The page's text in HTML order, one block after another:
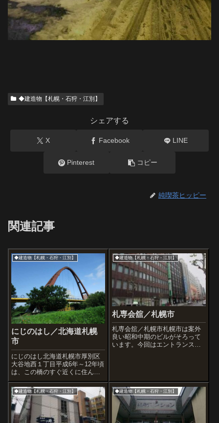
◆建造物【札幌・石狩・江別】
シェアする
X Facebook LINE
Pinterest コピー
純喫茶ヒッピー
関連記事
◆建造物【札幌・石狩・江別】
にじのはし／北海道札幌
市
にじのはし北海道札幌市厚別区
大谷地西１丁目平成6年～12年頃
は、この橋のすぐ近くに住んで
いました。厚別川に架かるアー
チ型の大きな橋です。七色の輪
で飾られたその姿はいつも目を
楽しませてくれたものです。橋
は白石サイクリングロードをつ
ないでいて、...
◆建造物【札幌・石狩・江別】
札専会舘／札幌市
札専会舘／札幌市札幌市は案外
良い昭和中期のビルがそろって
います。今回はエントランスの
に貼られたタイルはひとつひと
つ焼き物で...
◆建造物【札幌・石狩・江別】 ◆建造物【札幌・石狩・江別】